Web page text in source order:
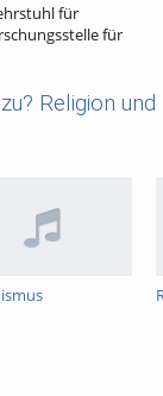
für
für
Religion